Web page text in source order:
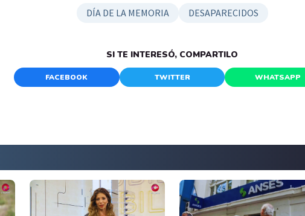
DÍA DE LA MEMORIA DESAPARECIDOS
SI TE INTERESÓ, COMPARTILO
FACEBOOK TWITTER WHATSAPP